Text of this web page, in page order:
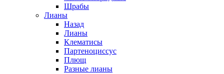
Шрабы
Лианы
Назад
Лианы
Клематисы
Партеноциссус
Плющ
Разные лианы